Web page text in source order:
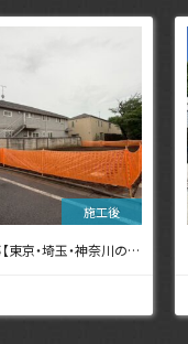
の解体工事なら東央建設へ】